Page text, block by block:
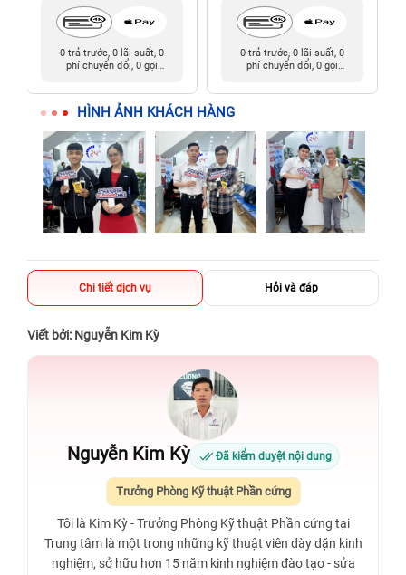
0 trả trước, 0 lãi suất, 0
phí chuyển đổi, 0 gọi
0 trả trước, 0 lãi suất, 0
phí chuyển đổi, 0 gọi
HÌNH ẢNH KHÁCH HÀNG
Chi tiết dịch vụ Hỏi và đáp
Viết bởi: Nguyễn Kim Kỳ
Nguyễn Kim Kỳ Đã kiểm duyệt nội dung
Trưởng Phòng Kỹ thuật Phần cứng
Tôi là Kim Kỳ - Trưởng Phòng Kỹ thuật Phần cứng tại
Trung tâm là một trong những kỹ thuật viên dày dặn kinh
nghiệm, sở hữu hơn 15 năm kinh nghiệm đào tạo - sửa